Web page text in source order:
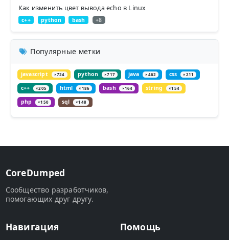
Как изменить цвет вывода echo в Linux
c++ python bash +8
Популярные метки
javascript ×724 python ×717 java ×462 css ×211
c++ ×205 html ×186 bash ×164 string ×154
php ×150 sql ×148
CoreDumped
Сообщество разработчиков,
помогающих друг другу.
Навигация Помощь